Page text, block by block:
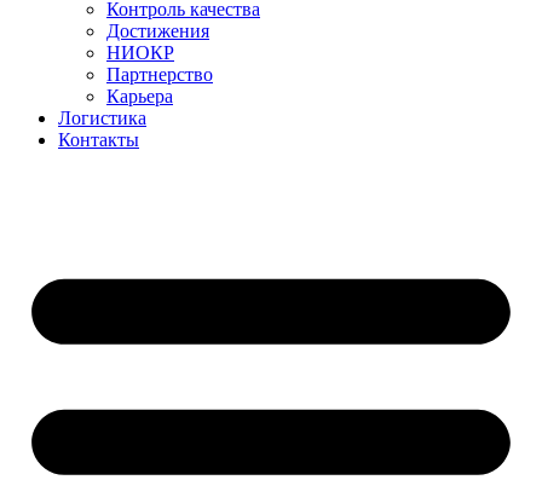
Контроль качества
Достижения
НИОКР
Партнерство
Карьера
Логистика
Контакты